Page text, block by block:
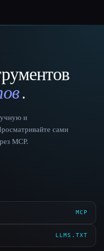
.
и
сами
MCP.
MCP
LLMS.TXT